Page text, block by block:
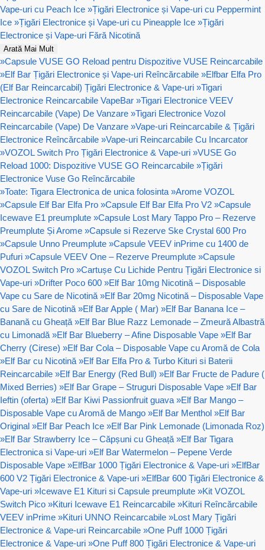
Vape-uri cu Peach Ice »Țigări Electronice și Vape-uri cu Peppermint
Ice »Țigări Electronice și Vape-uri cu Pineapple Ice »Țigări
Electronice și Vape-uri Fără Nicotină
Arată Mai Mult
»Capsule VUSE GO Reload pentru Dispozitive VUSE Reincarcabile
»Elf Bar Țigări Electronice și Vape-uri Reîncărcabile »Elfbar Elfa Pro
(Elf Bar Reincarcabil) Țigări Electronice & Vape-uri »Tigari
Electronice Reincarcabile VapeBar »Tigari Electronice VEEV
Reincarcabile (Vape) De Vanzare »Tigari Electronice Vozol
Reincarcabile (Vape) De Vanzare »Vape-uri Reincarcabile & Țigări
Electronice Reîncărcabile »Vape-uri Reincarcabile Cu Incarcator
»VOZOL Switch Pro Țigări Electronice & Vape-uri »VUSE Go
Reload 1000: Dispozitive VUSE GO Reincarcabile »Țigări
Electronice Vuse Go Reîncărcabile
»Toate: Tigara Electronica de unica folosinta »Arome VOZOL
»Capsule Elf Bar Elfa Pro »Capsule Elf Bar Elfa Pro V2 »Capsule
Icewave E1 preumplute »Capsule Lost Mary Tappo Pro – Rezerve
Preumplute Și Arome »Capsule si Rezerve Ske Crystal 600 Pro
»Capsule Unno Preumplute »Capsule VEEV inPrime cu 1400 de
Pufuri »Capsule VEEV One – Rezerve Preumplute »Capsule
VOZOL Switch Pro »Cartușe Cu Lichide Pentru Țigări Electronice si
Vape-uri »Drifter Poco 600 »Elf Bar 10mg Nicotină – Disposable
Vape cu Sare de Nicotină »Elf Bar 20mg Nicotină – Disposable Vape
cu Sare de Nicotină »Elf Bar Apple ( Mar) »Elf Bar Banana Ice –
Banană cu Gheață »Elf Bar Blue Razz Lemonade – Zmeură Albastră
cu Limonadă »Elf Bar Blueberry – Afine Disposable Vape »Elf Bar
Cherry (Cirese) »Elf Bar Cola – Disposable Vape cu Aromă de Cola
»Elf Bar cu Nicotină »Elf Bar Elfa Pro & Turbo Kituri si Baterii
Reincarcabile »Elf Bar Energy (Red Bull) »Elf Bar Fructe de Padure (
Mixed Berries) »Elf Bar Grape – Struguri Disposable Vape »Elf Bar
Ieftin (oferta) »Elf Bar Kiwi Passionfruit guava »Elf Bar Mango –
Disposable Vape cu Aromă de Mango »Elf Bar Menthol »Elf Bar
Original »Elf Bar Peach Ice »Elf Bar Pink Lemonade (Limonada Roz)
»Elf Bar Strawberry Ice – Căpșuni cu Gheață »Elf Bar Tigara
Electronica si Vape-uri »Elf Bar Watermelon – Pepene Verde
Disposable Vape »ElfBar 1000 Țigări Electronice & Vape-uri »ElfBar
600 V2 Țigări Electronice & Vape-uri »ElfBar 600 Țigări Electronice &
Vape-uri »Icewave E1 Kituri si Capsule preumplute »Kit VOZOL
Switch Pico »Kituri Icewave E1 Reincarcabile »Kituri Reîncărcabile
VEEV inPrime »Kituri UNNO Reincarcabile »Lost Mary Țigări
Electronice & Vape-uri Reincarcabile »One Puff 1000 Țigări
Electronice & Vape-uri »One Puff 800 Țigări Electronice & Vape-uri